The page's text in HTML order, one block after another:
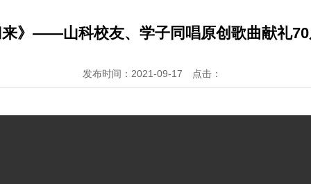
》——山科校友、学子同唱原创歌曲献礼
发布时间：2021-09-17 点击：